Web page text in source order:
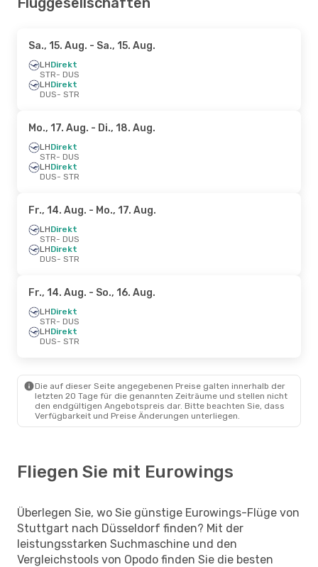
Sa., 15. Aug. - Sa., 15. Aug.
LHDirekt
STR- DUS
LHDirekt
DUS- STR
Mo., 17. Aug. - Di., 18. Aug.
LHDirekt
STR- DUS
LHDirekt
DUS- STR
Fr., 14. Aug. - Mo., 17. Aug.
LHDirekt
STR- DUS
LHDirekt
DUS- STR
Fr., 14. Aug. - So., 16. Aug.
LHDirekt
STR- DUS
LHDirekt
DUS- STR
Die auf dieser Seite angegebenen Preise galten innerhalb der
letzten 20 Tage für die genannten Zeiträume und stellen nicht
den endgültigen Angebotspreis dar. Bitte beachten Sie, dass
Verfügbarkeit und Preise Änderungen unterliegen.
Fliegen Sie mit Eurowings
Überlegen Sie, wo Sie günstige Eurowings-Flüge von
Stuttgart nach Düsseldorf finden? Mit der
leistungsstarken Suchmaschine und den
Vergleichstools von Opodo finden Sie die besten